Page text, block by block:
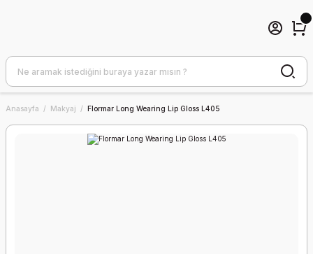
Anasayfa Makyaj Flormar Long Wearing Lip Gloss L405